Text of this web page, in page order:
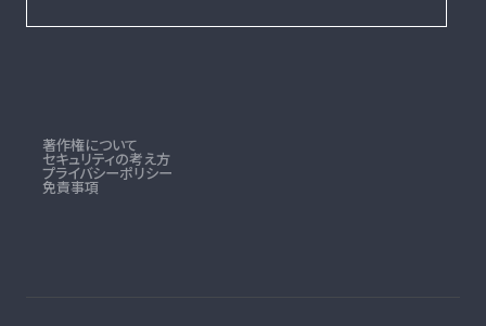
著作権について
セキュリティの考え方
プライバシーポリシー
免責事項